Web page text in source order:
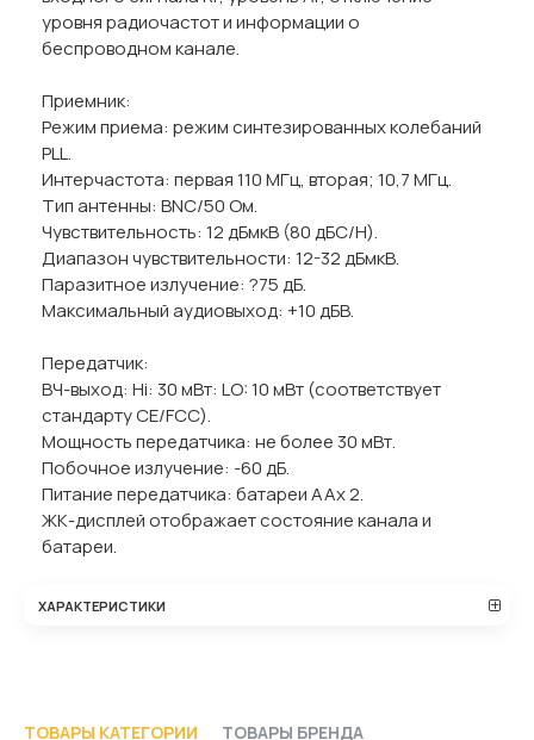
уровня радиочастот и информации о
беспроводном канале.
Приемник:
Режим приема: режим синтезированных колебаний
PLL.
Интерчастота: первая 110 МГц, вторая; 10,7 МГц.
Тип антенны: BNC/50 Ом.
Чувствительность: 12 дБмкВ (80 дБС/Н).
Диапазон чувствительности: 12-32 дБмкВ.
Паразитное излучение: ?75 дБ.
Максимальный аудиовыход: +10 дБВ.
Передатчик:
ВЧ-выход: Hi: 30 мВт: LO: 10 мВт (соответствует
стандарту CE/FCC).
Мощность передатчика: не более 30 мВт.
Побочное излучение: -60 дБ.
Питание передатчика: батареи AAх 2.
ЖК-дисплей отображает состояние канала и
батареи.
ХАРАКТЕРИСТИКИ
ТОВАРЫ КАТЕГОРИИ ТОВАРЫ БРЕНДА